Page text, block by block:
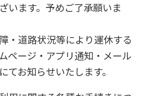
います。予めご了承願いま
・道路状況等により運休する
ページ・アプリ通知・メール
てお知らせいたします。